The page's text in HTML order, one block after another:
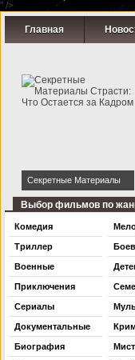
" />
Главная
Секретные Материалы
Страсти: Что Остается за
Выбор фильмов по
Комедия
Триллер
Военные
Приключения
Сериалы
Документальные
Биография